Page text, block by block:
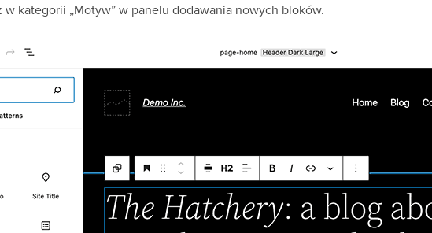
w kategorii „Motyw” w panelu dodawania nowych bloków.